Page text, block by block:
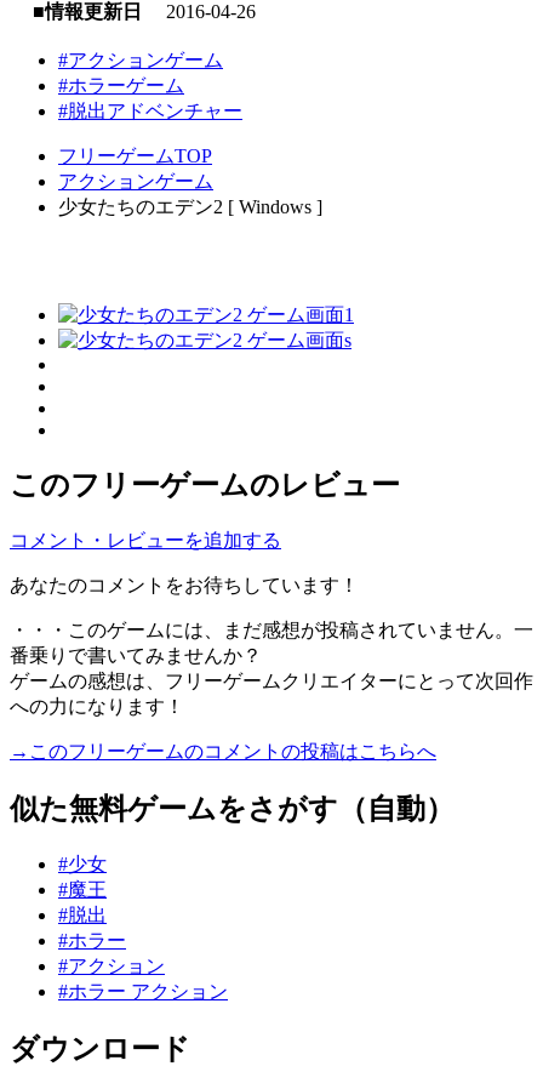
■情報更新日
2016-04-26
#アクションゲーム
#ホラーゲーム
#脱出アドベンチャー
フリーゲームTOP
アクションゲーム
少女たちのエデン2 [ Windows ]
このフリーゲームのレビュー
コメント・レビューを追加する
あなたのコメントをお待ちしています！
・・・このゲームには、まだ感想が投稿されていません。一
番乗りで書いてみませんか？
ゲームの感想は、フリーゲームクリエイターにとって次回作
への力になります！
→このフリーゲームのコメントの投稿はこちらへ
似た無料ゲームをさがす（自動）
#少女
#魔王
#脱出
#ホラー
#アクション
#ホラー アクション
ダウンロード